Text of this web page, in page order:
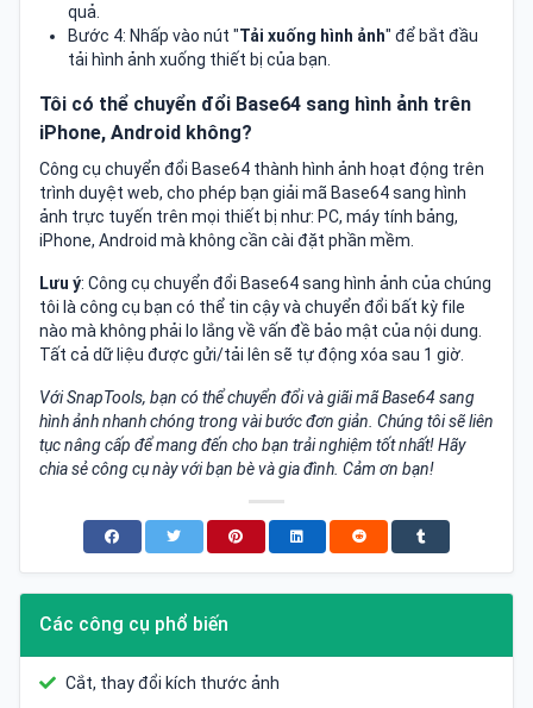
quả.
Bước 4: Nhấp vào nút "Tải xuống hình ảnh" để bắt đầu
tải hình ảnh xuống thiết bị của bạn.
Tôi có thể chuyển đổi Base64 sang hình ảnh trên
iPhone, Android không?
Công cụ chuyển đổi Base64 thành hình ảnh hoạt động trên
trình duyệt web, cho phép bạn giải mã Base64 sang hình
ảnh trực tuyến trên mọi thiết bị như: PC, máy tính bảng,
iPhone, Android mà không cần cài đặt phần mềm.
Lưu ý: Công cụ chuyển đổi Base64 sang hình ảnh của chúng
tôi là công cụ bạn có thể tin cậy và chuyển đổi bất kỳ file
nào mà không phải lo lắng về vấn đề bảo mật của nội dung.
Tất cả dữ liệu được gửi/tải lên sẽ tự động xóa sau 1 giờ.
Với SnapTools, bạn có thể chuyển đổi và giãi mã Base64 sang
hình ảnh nhanh chóng trong vài bước đơn giản. Chúng tôi sẽ liên
tục nâng cấp để mang đến cho bạn trải nghiệm tốt nhất! Hãy
chia sẻ công cụ này với bạn bè và gia đình. Cảm ơn bạn!
Các công cụ phổ biến
Cắt, thay đổi kích thước ảnh